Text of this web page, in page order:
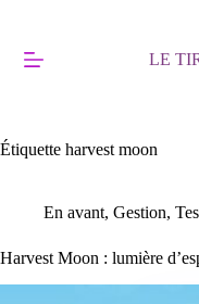
LE
Étiquette harvest moon
En avant, Gestion,
Harvest Moon : lumière